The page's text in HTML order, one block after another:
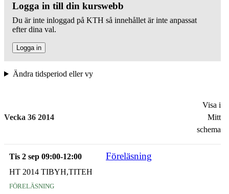
Logga in till din kurswebb
Du är inte inloggad på KTH så innehållet är inte anpassat
efter dina val.
Logga in
Ändra tidsperiod eller vy
Vecka 36 2014
Visa i
Mitt
schema
Tis 2 sep 09:00-12:00 Föreläsning
HT 2014 TIBYH,TITEH
föreläsning